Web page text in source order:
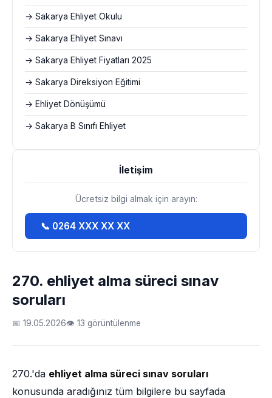
270. ehliyet alma süreci sınav
soruları
📅 19.05.2026👁 13 görüntülenme
270.'da ehliyet alma süreci sınav soruları
konusunda aradığınız tüm bilgilere bu sayfada
→ Sakarya Ehliyet Okulu
→ Sakarya Ehliyet Sınavı
→ Sakarya Ehliyet Fiyatları 2025
→ Sakarya Direksiyon Eğitimi
→ Ehliyet Dönüşümü
→ Sakarya B Sınıfı Ehliyet
İletişim
Ücretsiz bilgi almak için arayın:
📞 0264 XXX XX XX